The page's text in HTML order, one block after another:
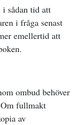
i sådan tid att
i fråga senast
emellertid att
ombud behöver
fullmakt
av